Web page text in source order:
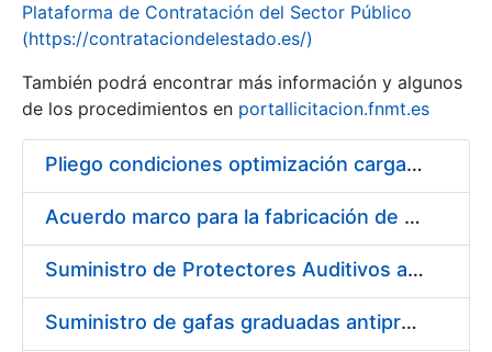
Mostrar/Ocultar
Plataforma de Contratación del Sector Público
(https://contrataciondelestado.es/)
También podrá encontrar más información y algunos
de los procedimientos en portallicitacion.fnmt.es
Pliego condiciones optimización cargas compras firmado
Acuerdo marco para la fabricación de piezas
Suministro de Protectores Auditivos a medida para las personas trabajadoras de los Centros de Trabajo de Madrid y Burgos
Suministro de gafas graduadas antiproyecciones para los trabajadores de la FNMT-RCM en los centros de trabajo de Madrid y Burgos